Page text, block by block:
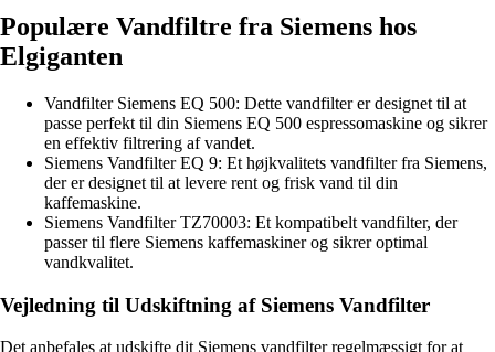
Populære Vandfiltre fra Siemens hos
Elgiganten
Vandfilter Siemens EQ 500: Dette vandfilter er designet til at
passe perfekt til din Siemens EQ 500 espressomaskine og sikrer
en effektiv filtrering af vandet.
Siemens Vandfilter EQ 9: Et højkvalitets vandfilter fra Siemens,
der er designet til at levere rent og frisk vand til din
kaffemaskine.
Siemens Vandfilter TZ70003: Et kompatibelt vandfilter, der
passer til flere Siemens kaffemaskiner og sikrer optimal
vandkvalitet.
Vejledning til Udskiftning af Siemens Vandfilter
Det anbefales at udskifte dit Siemens vandfilter regelmæssigt for at